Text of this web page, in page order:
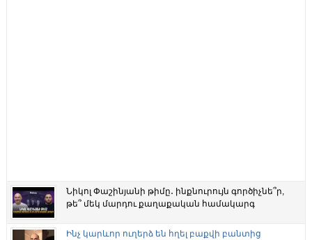
Նիկոլ Փաշինյանի թիմը․ ինքնուրույն գործիչնե՞ր,
թե՞ մեկ մարդու քաղաքական համակարգ
Ինչ կարևոր ուղերձ են հղել բաքվի բանտից